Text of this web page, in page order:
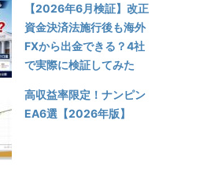
【2026年6月検証】改正
資金決済法施行後も海外
FXから出金できる？4社
で実際に検証してみた
高収益率限定！ナンピン
EA6選【2026年版】